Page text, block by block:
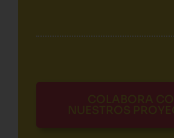
COLABORA
NUESTROS